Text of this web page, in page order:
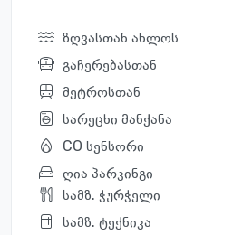
ზღვასთან ახლოს
გაჩერებასთან
მეტროსთან
სარეცხი მანქანა
CO სენსორი
ღია პარკინგი
სამზ. ჭურჭელი
სამზ. ტექნიკა